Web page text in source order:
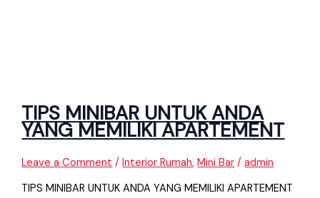
TIPS MINIBAR UNTUK ANDA
YANG MEMILIKI APARTEMENT
Leave a Comment /Interior Rumah,Mini Bar /admin
TIPS MINIBAR UNTUK ANDA YANG MEMILIKI APARTEMENT